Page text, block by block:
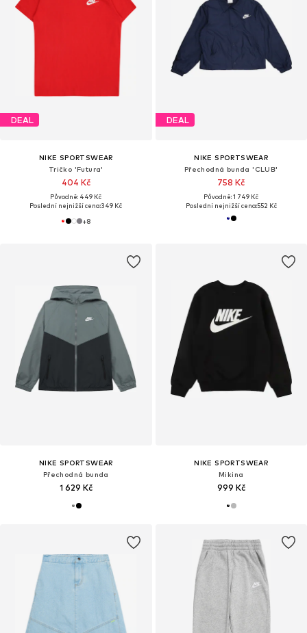
DEAL
NIKE SPORTSWEAR
Tričko 'Futura'
404 Kč
Původně: 449 Kč
Poslední nejnižší cena:349 Kč
+8
DEAL
NIKE SPORTSWEAR
Přechodná bunda 'CLUB'
758 Kč
Původně: 1 749 Kč
Poslední nejnižší cena:552 Kč
NIKE SPORTSWEAR
Přechodná bunda
1 629 Kč
NIKE SPORTSWEAR
Mikina
999 Kč